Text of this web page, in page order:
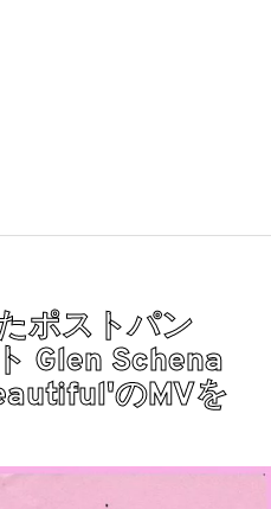
ポストパン
Glen Schena
のMVを